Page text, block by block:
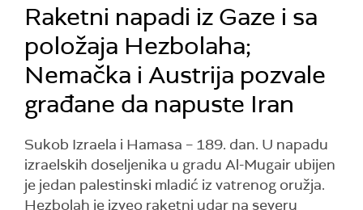
Raketni napadi iz Gaze i sa
položaja Hezbolaha;
Nemačka i Austrija pozvale
građane da napuste Iran
Sukob Izraela i Hamasa – 189. dan. U napadu
izraelskih doseljenika u gradu Al-Mugair ubijen
je jedan palestinski mladić iz vatrenog oružja.
Hezbolah je izveo raketni udar na severu